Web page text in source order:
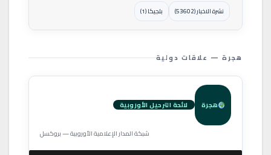
نشرة الاخبار (53602) بلجيكا (1)
هجرة — علاقات دولية
هجرة لائحة الترحيل الأوروبية
شبكة المدار الإعلامية الأوروبية — بروكسل